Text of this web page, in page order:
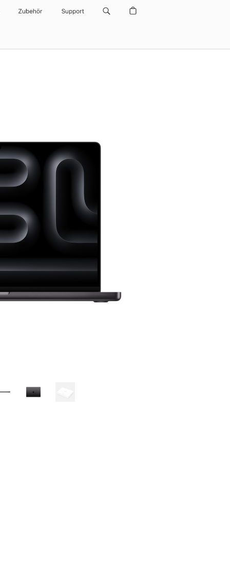
Zubehör Support